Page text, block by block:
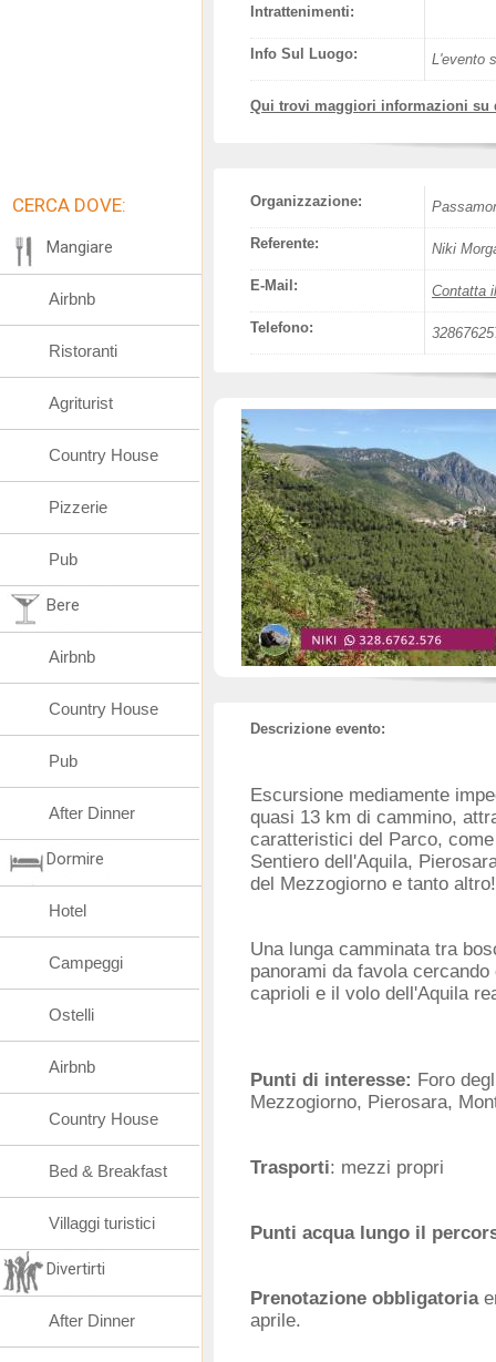
Intrattenimenti:
Info Sul Luogo: L'evento
Qui trovi maggiori informazioni su
Organizzazione:
Referente: Niki
E-Mail: Contatta
Telefono:
Descrizione evento:
Escursione mediamente
quasi 13 km di cammino,
caratteristici del Parco,
Sentiero dell'Aquila,
del Mezzogiorno e tanto altro!
Una lunga camminata tra
panorami da favola
caprioli e il volo dell'Aquila
Punti di interesse: Foro
Mezzogiorno, Pierosara,
Trasporti: mezzi propri
Punti acqua lungo il
Prenotazione obbligatoria
aprile.
CERCA DOVE:
Mangiare
Airbnb
Ristoranti
Agriturist
Country House
Pizzerie
Pub
Bere
Airbnb
Country House
Pub
After Dinner
Dormire
Hotel
Campeggi
Ostelli
Airbnb
Country House
Bed & Breakfast
Villaggi turistici
Divertirti
After Dinner